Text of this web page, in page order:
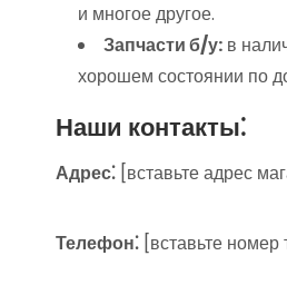
и многое другое.
Запчасти б/у: в
хорошем состоянии по
Наши контакты⁚
Адрес⁚ [вставьте адрес
Телефон⁚ [вставьте